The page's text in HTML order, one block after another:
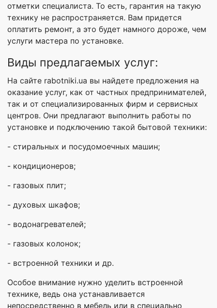
отметки специалиста. То есть, гарантия на такую
технику не распространяется. Вам придется
оплатить ремонт, а это будет намного дороже, чем
услуги мастера по установке.
Виды предлагаемых услуг:
На сайте rabotniki.ua вы найдете предложения на
оказание услуг, как от частных предпринимателей,
так и от специализированных фирм и сервисных
центров. Они предлагают выполнить работы по
установке и подключению такой бытовой техники:
- стиральных и посудомоечных машин;
- кондиционеров;
- газовых плит;
- духовых шкафов;
- водонагревателей;
- газовых колонок;
- встроенной техники и др.
Особое внимание нужно уделить встроенной
технике, ведь она устанавливается
непосредственно в мебель или в специально